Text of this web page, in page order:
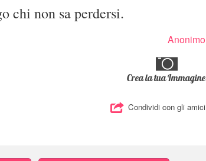
chi non sa perdersi.
Anonimo
Crea la tua Immagine
Condividi con gli amici